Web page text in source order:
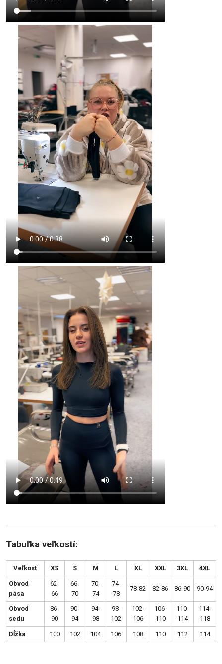
Tabuľka veľkostí:
Veľkosť XS S M L XL XXL 3XL 4XL
Obvod
pása
62-
66
66-
70
70-
74
74-
78
78-82 82-86 86-90 90-94
Obvod
sedu
86-
90
90-
94
94-
98
98-
102
102-
106
106-
110
110-
114
114-
118
Dĺžka 100 102 104 106 108 110 112 114